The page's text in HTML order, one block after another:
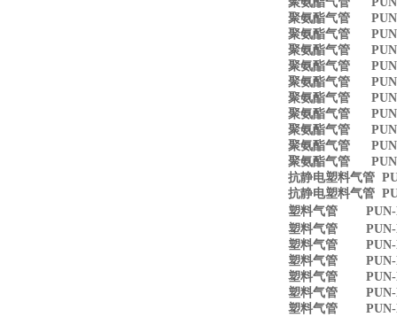
聚氨酯气管 PUN-
聚氨酯气管
聚氨酯气管 PUN-
聚氨酯气管
聚氨酯气管 PUN-
聚氨酯气管
聚氨酯气管 PUN-
聚氨酯气管 PUN-
聚氨酯气管
聚氨酯气管 PUN-
抗静电塑料气管
抗静电塑料气管
塑料气管 PUN-
塑料气管 PUN-
塑料气管 PUN-
塑料气管 PUN-
塑料气管 PUN-
塑料气管 PUN-
塑料气管 PUN-